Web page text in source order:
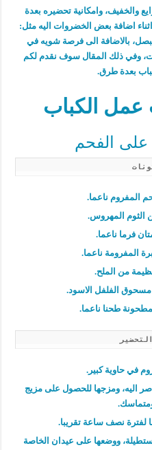
والخفيف، وامكانية تحضيره بعدة
اضافة بعض الخضروات اليه مثل:
بالاضافة الى فرصة شويه في
وفي ذلك المقال سوف نقدم لكم
بعدة طرق.
الكباب
الفحم
المفروم ناعما.
الثوم المهروس.
فرما ناعما.
المفرومة ناعما.
من الملح.
الفلفل الاسود.
طحنا ناعما.
في حاوية كبير.
اليه، ومزجها للحصول على مزيج
لفترة نصف ساعة تقريبا.
ووضعها على عيدان الخاصة